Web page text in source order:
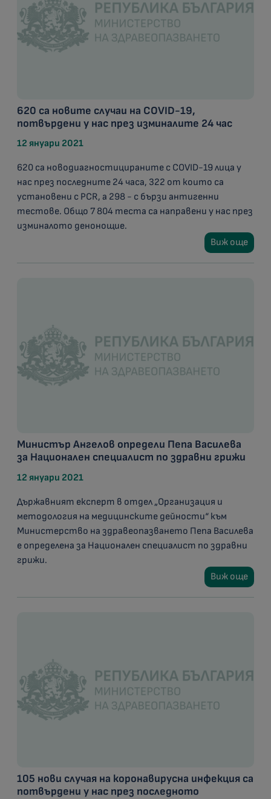
620 са новите случаи на COVID-19,
потвърдени у нас през изминалите 24 час
12 януари 2021
620 са новодиагностицираните с COVID-19 лица у
нас през последните 24 часа, 322 от които са
установени с PCR, а 298 - с бързи антигенни
тестове. Общо 7 804 теста са направени у нас през
изминалото денонощие.
Виж още
Министър Ангелов определи Пепа Василева
за Национален специалист по здравни грижи
12 януари 2021
Държавният експерт в отдел „Организация и
методология на медицинските дейности“ към
Министерство на здравеопазването Пепа Василева
е определена за Национален специалист по здравни
грижи.
Виж още
105 нови случая на коронавирусна инфекция са
потвърдени у нас през последното